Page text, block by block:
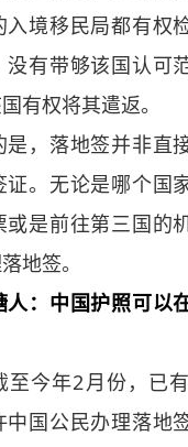
入境移民局都有权
没有带够该国认可
有权将其遣返。
，落地签并非直
证。无论是哪个国
是前往第三国的
地签。
人：中国护照可以
今年2月份，已有
中国公民办理落地